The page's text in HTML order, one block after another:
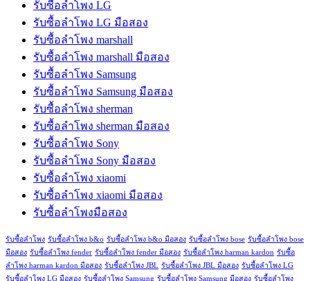
รับซื้อลำโพง LG
รับซื้อลำโพง LG มือสอง
รับซื้อลำโพง marshall
รับซื้อลำโพง marshall มือสอง
รับซื้อลำโพง Samsung
รับซื้อลำโพง Samsung มือสอง
รับซื้อลำโพง sherman
รับซื้อลำโพง sherman มือสอง
รับซื้อลำโพง Sony
รับซื้อลำโพง Sony มือสอง
รับซื้อลำโพง xiaomi
รับซื้อลำโพง xiaomi มือสอง
รับซื้อลำโพงมือสอง
รับซื้อลำโพง รับซื้อลำโพง b&o รับซื้อลำโพง b&o มือสอง รับซื้อลำโพง bose รับซื้อลำโพง bose
มือสอง รับซื้อลำโพง fender รับซื้อลำโพง fender มือสอง รับซื้อลำโพง harman kardon รับซื้อ
ลำโพง harman kardon มือสอง รับซื้อลำโพง JBL รับซื้อลำโพง JBL มือสอง รับซื้อลำโพง LG
รับซื้อลำโพง LG มือสอง รับซื้อลำโพง Samsung รับซื้อลำโพง Samsung มือสอง รับซื้อลำโพง